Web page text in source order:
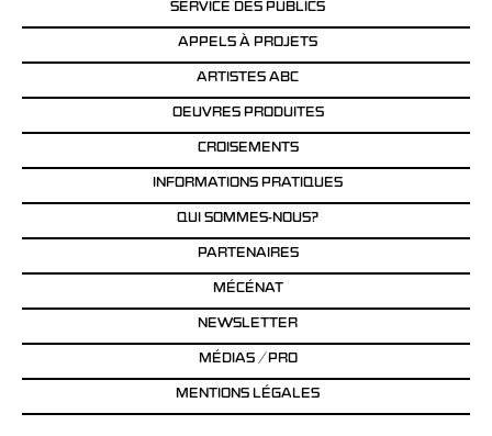
SERVICE DES PUBLICS
APPELS À PROJETS
ARTISTES ABC
OEUVRES PRODUITES
CROISEMENTS
INFORMATIONS PRATIQUES
QUI SOMMES-NOUS?
PARTENAIRES
MÉCÉNAT
NEWSLETTER
MÉDIAS / PRO
MENTIONS LÉGALES